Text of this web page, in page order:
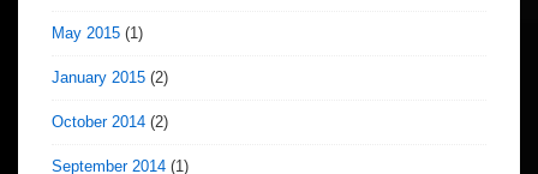
May 2015 (1)
January 2015 (2)
October 2014 (2)
September 2014 (1)